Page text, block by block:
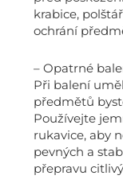
krabice,
ochrání
– Opatrné
Při balení
předmětů
Používejte
rukavice, aby
pevných a
přepravu